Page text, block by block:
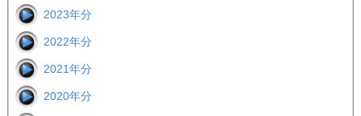
2023年分
2022年分
2021年分
2020年分